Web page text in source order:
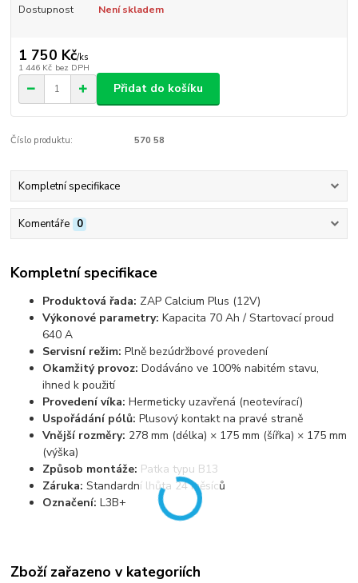
Dostupnost Není skladem
1 750 Kč/ks
1 446 Kč bez DPH
Přidat do košíku
Číslo produktu: 570 58
Kompletní specifikace
Komentáře 0
Kompletní specifikace
Produktová řada: ZAP Calcium Plus (12V)
Výkonové parametry: Kapacita 70 Ah / Startovací proud
640 A
Servisní režim: Plně bezúdržbové provedení
Okamžitý provoz: Dodáváno ve 100% nabitém stavu,
ihned k použití
Provedení víka: Hermeticky uzavřená (neotevírací)
Uspořádání pólů: Plusový kontakt na pravé straně
Vnější rozměry: 278 mm (délka) × 175 mm (šířka) × 175 mm
(výška)
Způsob montáže: Patka typu B13
Záruka: Standardní lhůta 24 měsíců
Označení:L3B+
Zboží zařazeno v kategoriích